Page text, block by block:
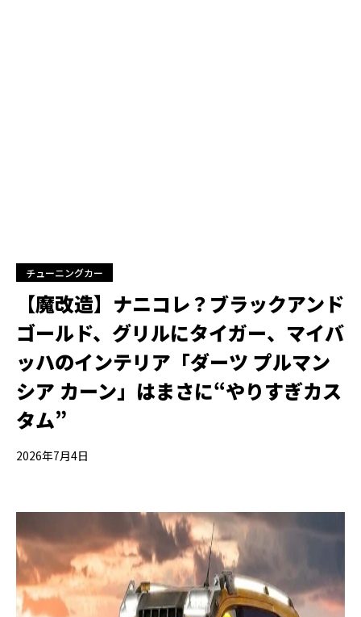
チューニングカー
【魔改造】ナニコレ？ブラックアンド
ゴールド、グリルにタイガー、マイバ
ッハのインテリア「ダーツ プルマン
シア カーン」はまさに“やりすぎカス
タム”
2026年7月4日